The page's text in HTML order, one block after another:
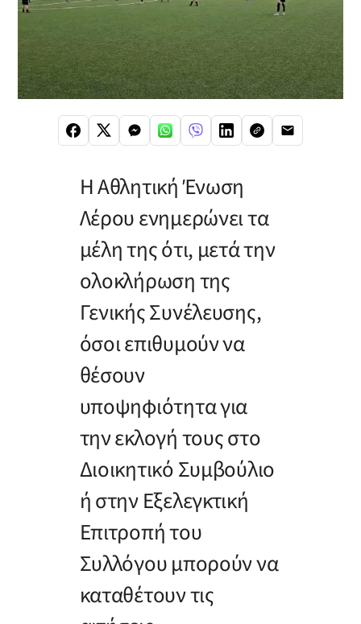
Η Αθλητική Ένωση
Λέρου ενημερώνει τα
μέλη της ότι, μετά την
ολοκλήρωση της
Γενικής Συνέλευσης,
όσοι επιθυμούν να
θέσουν
υποψηφιότητα για
την εκλογή τους στο
Διοικητικό Συμβούλιο
ή στην Εξελεγκτική
Επιτροπή του
Συλλόγου μπορούν να
καταθέτουν τις